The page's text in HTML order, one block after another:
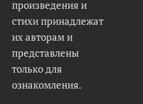
произведения и
стихи принадлежат
их авторам и
представлены
только для
ознакомления.